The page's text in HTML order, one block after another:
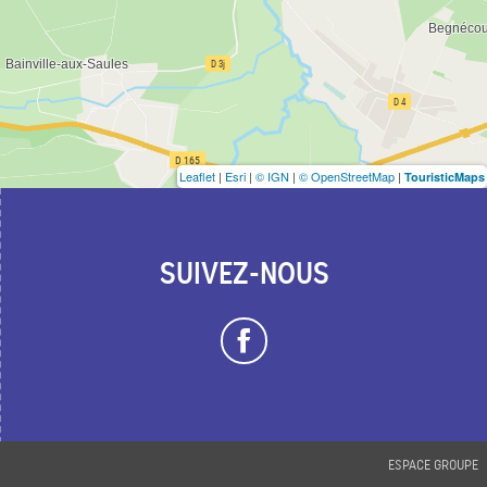
Leaflet | Esri | © IGN | © OpenStreetMap | TouristicMaps
SUIVEZ-NOUS
ESPACE GROUPE